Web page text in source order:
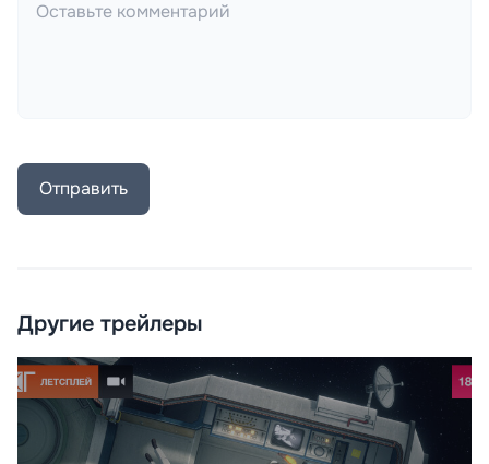
Отправить
Другие трейлеры